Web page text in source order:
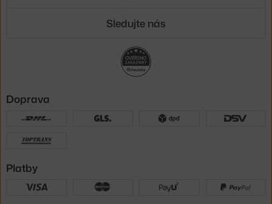
Sledujte nás
Doprava
Platby